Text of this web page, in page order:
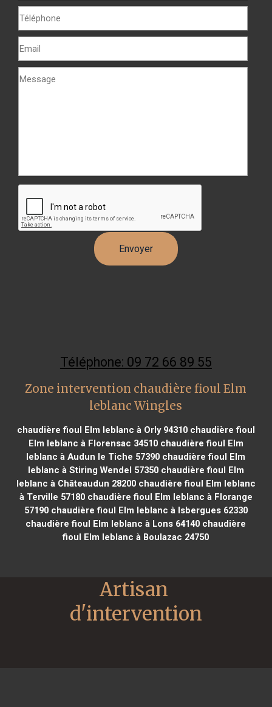
Téléphone: 09 72 66 89 55
Zone intervention chaudière fioul Elm
leblanc Wingles
chaudière fioul Elm leblanc à Orly 94310chaudière fioul
Elm leblanc à Florensac 34510chaudière fioul Elm
leblanc à Audun le Tiche 57390 chaudière fioul Elm
leblanc à Stiring Wendel 57350chaudière fioul Elm
leblanc à Châteaudun 28200chaudière fioul Elm leblanc
à Terville 57180chaudière fioul Elm leblanc à Florange
57190chaudière fioul Elm leblanc à Isbergues 62330
chaudière fioul Elm leblanc à Lons 64140 chaudière
fioul Elm leblanc à Boulazac 24750
Artisan
d'intervention